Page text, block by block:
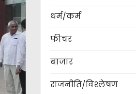
धर्म/कर्म
फीचर
बाजार
राजनीति/विश्लेषण